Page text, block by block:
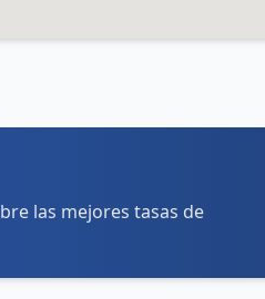
las mejores tasas de